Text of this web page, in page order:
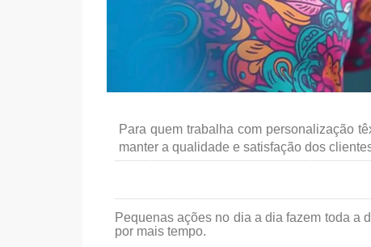
Para quem trabalha com personalização
manter a qualidade e satisfação dos
Pequenas ações no dia a dia fazem toda a
por mais tempo.